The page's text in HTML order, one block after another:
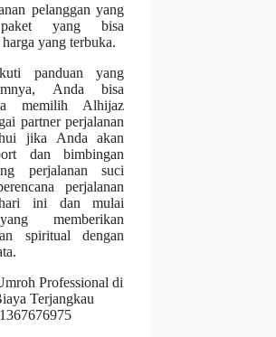
pelanggan yang
yang bisa
yang terbuka.
panduan yang
Anda bisa
memilih Alhijaz
partner perjalanan
jika Anda akan
dan bimbingan
perjalanan suci
perjalanan
ini dan mulai
memberikan
spiritual dengan